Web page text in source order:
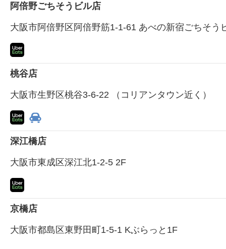
阿倍野ごちそうビル店
大阪市阿倍野区阿倍野筋1-1-61 あべの新宿ごちそう
桃谷店
大阪市生野区桃谷3-6-22 （コリアンタウン近く）
深江橋店
大阪市東成区深江北1-2-5 2F
京橋店
大阪市都島区東野田町1-5-1 Kぶらっと1F